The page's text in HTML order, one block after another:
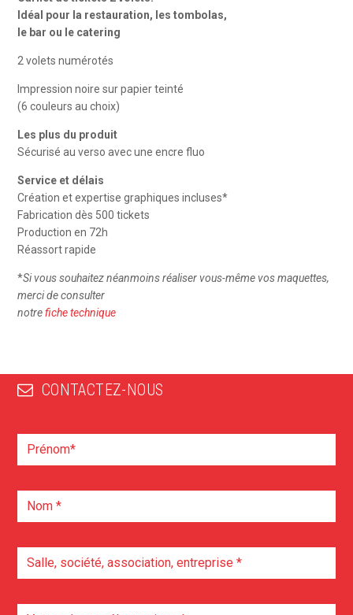
de
tickets
volets
Idéal pour la restauration, les tombolas,
le bar ou le catering
2 volets numérotés
Impression noire sur papier teinté
(6 couleurs au choix)
Les plus du produit
Sécurisé au verso avec une encre fluo
Service et délais
Création et expertise graphiques incluses*
Fabrication dès 500 tickets
Production en 72h
Réassort rapide
*Si vous souhaitez néanmoins réaliser vous-même vos maquettes,
merci de consulter
notrefiche technique
CONTACTEZ-NOUS